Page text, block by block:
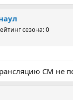
сезона: 0
СМ не